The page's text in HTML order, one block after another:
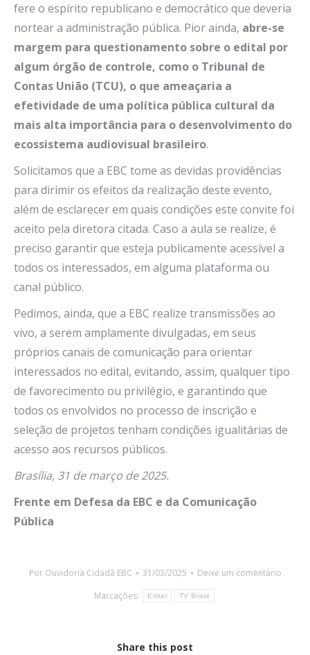
fere o espírito republicano e democrático que deveria
nortear a administração pública. Pior ainda, abre-se
margem para questionamento sobre o edital por
algum órgão de controle, como o Tribunal de
Contas União (TCU), o que ameaçaria a
efetividade de uma política pública cultural da
mais alta importância para o desenvolvimento do
ecossistema audiovisual brasileiro.
Solicitamos que a EBC tome as devidas providências
para dirimir os efeitos da realização deste evento,
além de esclarecer em quais condições este convite foi
aceito pela diretora citada. Caso a aula se realize, é
preciso garantir que esteja publicamente acessível a
todos os interessados, em alguma plataforma ou
canal público.
Pedimos, ainda, que a EBC realize transmissões ao
vivo, a serem amplamente divulgadas, em seus
próprios canais de comunicação para orientar
interessados no edital, evitando, assim, qualquer tipo
de favorecimento ou privilégio, e garantindo que
todos os envolvidos no processo de inscrição e
seleção de projetos tenham condições igualitárias de
acesso aos recursos públicos.
Brasília, 31 de março de 2025.
Frente em Defesa da EBC e da Comunicação
Pública
Por Ouvidoria Cidadã EBC 31/03/2025
Deixe um comentário
Marcações:
Edital TV Brasil
Share this post